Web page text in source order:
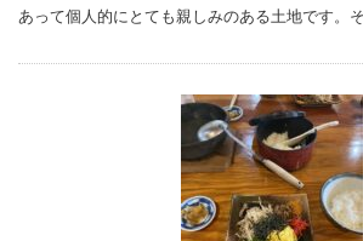
あって個人的にとても親しみのある土地です。